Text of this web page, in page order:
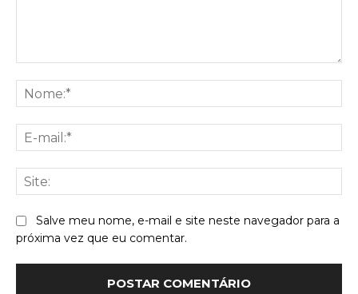
Salve meu nome, e-mail e site neste navegador para a
próxima vez que eu comentar.